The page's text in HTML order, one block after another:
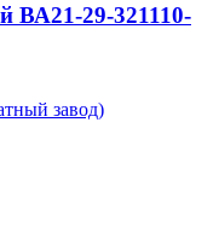
ВА21-29-321110-
завод)